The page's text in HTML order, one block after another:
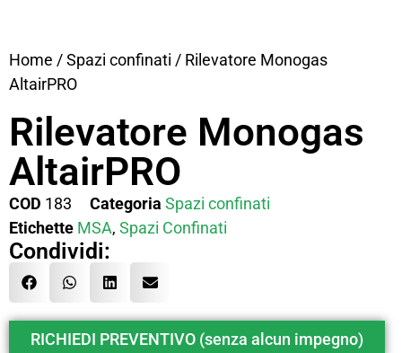
Home /Spazi confinati / Rilevatore Monogas
AltairPRO
Rilevatore Monogas
AltairPRO
COD 183 Categoria Spazi confinati
Etichette MSA, Spazi Confinati
Condividi:
RICHIEDI PREVENTIVO (senza alcun impegno)